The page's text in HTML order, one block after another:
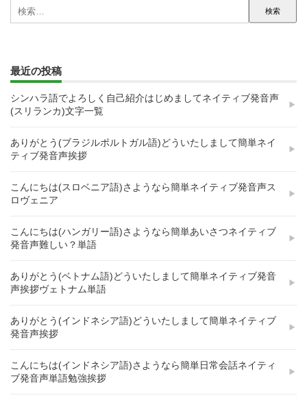
索:
最近の投稿
シンハラ語でよろしく自己紹介はじめましてネイティブ発音声
(スリランカ)文字一覧
ありがとう(ブラジルポルトガル語)どういたしまして簡単ネイ
ティブ発音声挨拶
こんにちは(スロベニア語)さようなら簡単ネイティブ発音声ス
ロヴェニア
こんにちは(ハンガリー語)さようなら簡単あいさつネイティブ
発音声難しい？単語
ありがとう(ベトナム語)どういたしまして簡単ネイティブ発音
声挨拶ヴェトナム単語
ありがとう(インドネシア語)どういたしまして簡単ネイティブ
発音声挨拶
こんにちは(インドネシア語)さようなら簡単日常会話ネイティ
ブ発音声単語勉強挨拶